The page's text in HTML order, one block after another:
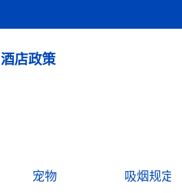
酒店政策
宠物 吸烟规定